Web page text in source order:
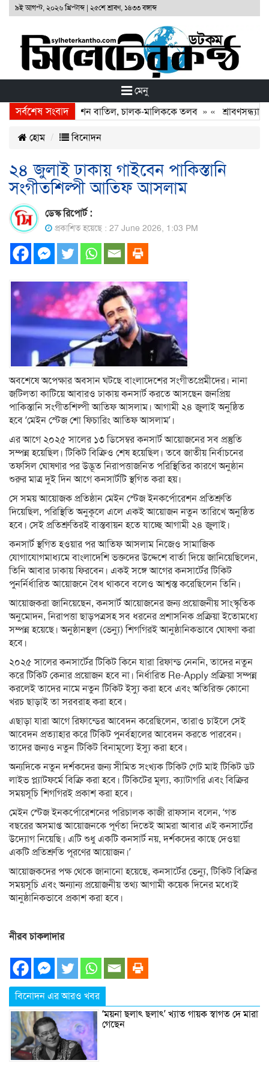
৯ই আগস্ট, ২০২৬ খ্রিস্টাব্দ| ২৫শে শ্রাবণ, ১৪৩৩ বঙ্গাব্দ
মেনু
সর্বশেষ সংবাদ
দুই বাসের রেজিস্ট্রেশন বাতিল, চালক-মালিককে তলব» «শ্রাবণসন্ধ্যায়
হোম বিনোদন
২৪ জুলাই ঢাকায় গাইবেন পাকিস্তানি
সংগীতশিল্পী আতিফ আসলাম
ডেস্ক রিপোর্ট :
প্রকাশিত হয়েছে : 27 June 2026, 1:03 PM
অবশেষে অপেক্ষার অবসান ঘটছে বাংলাদেশের সংগীতপ্রেমীদের। নানা
জটিলতা কাটিয়ে আবারও ঢাকায় কনসার্ট করতে আসছেন জনপ্রিয়
পাকিস্তানি সংগীতশিল্পী আতিফ আসলাম। আগামী ২৪ জুলাই অনুষ্ঠিত
হবে ‘মেইন স্টেজ শো ফিচারিং আতিফ আসলাম’।
এর আগে ২০২৫ সালের ১৩ ডিসেম্বর কনসার্ট আয়োজনের সব প্রস্তুতি
সম্পন্ন হয়েছিল। টিকিট বিক্রিও শেষ হয়েছিল। তবে জাতীয় নির্বাচনের
তফসিল ঘোষণার পর উদ্ভূত নিরাপত্তাজনিত পরিস্থিতির কারণে অনুষ্ঠান
শুরুর মাত্র দুই দিন আগে কনসার্টটি স্থগিত করা হয়।
সে সময় আয়োজক প্রতিষ্ঠান মেইন স্টেজ ইনকর্পোরেশন প্রতিশ্রুতি
দিয়েছিল, পরিস্থিতি অনুকূলে এলে একই আয়োজন নতুন তারিখে অনুষ্ঠিত
হবে। সেই প্রতিশ্রুতিরই বাস্তবায়ন হতে যাচ্ছে আগামী ২৪ জুলাই।
কনসার্ট স্থগিত হওয়ার পর আতিফ আসলাম নিজেও সামাজিক
যোগাযোগমাধ্যমে বাংলাদেশি ভক্তদের উদ্দেশে বার্তা দিয়ে জানিয়েছিলেন,
তিনি আবার ঢাকায় ফিরবেন। একই সঙ্গে আগের কনসার্টের টিকিট
পুনর্নির্ধারিত আয়োজনে বৈধ থাকবে বলেও আশ্বস্ত করেছিলেন তিনি।
আয়োজকরা জানিয়েছেন, কনসার্ট আয়োজনের জন্য প্রয়োজনীয় সাংস্কৃতিক
অনুমোদন, নিরাপত্তা ছাড়পত্রসহ সব ধরনের প্রশাসনিক প্রক্রিয়া ইতোমধ্যে
সম্পন্ন হয়েছে। অনুষ্ঠানস্থল (ভেন্যু) শিগগিরই আনুষ্ঠানিকভাবে ঘোষণা করা
হবে।
২০২৫ সালের কনসার্টের টিকিট কিনে যারা রিফান্ড নেননি, তাদের নতুন
করে টিকিট কেনার প্রয়োজন হবে না। নির্ধারিত Re-Apply প্রক্রিয়া সম্পন্ন
করলেই তাদের নামে নতুন টিকিট ইস্যু করা হবে এবং অতিরিক্ত কোনো
খরচ ছাড়াই তা সরবরাহ করা হবে।
এছাড়া যারা আগে রিফান্ডের আবেদন করেছিলেন, তারাও চাইলে সেই
আবেদন প্রত্যাহার করে টিকিট পুনর্বহালের আবেদন করতে পারবেন।
তাদের জন্যও নতুন টিকিট বিনামূল্যে ইস্যু করা হবে।
অন্যদিকে নতুন দর্শকদের জন্য সীমিত সংখ্যক টিকিট গেট মাই টিকিট ডট
লাইভ প্ল্যাটফর্মে বিক্রি করা হবে। টিকিটের মূল্য, ক্যাটাগরি এবং বিক্রির
সময়সূচি শিগগিরই প্রকাশ করা হবে।
মেইন স্টেজ ইনকর্পোরেশনের পরিচালক কাজী রাফসান বলেন, ‘গত
বছরের অসমাপ্ত আয়োজনকে পূর্ণতা দিতেই আমরা আবার এই কনসার্টের
উদ্যোগ নিয়েছি। এটি শুধু একটি কনসার্ট নয়, দর্শকদের কাছে দেওয়া
একটি প্রতিশ্রুতি পূরণের আয়োজন।’
আয়োজকদের পক্ষ থেকে জানানো হয়েছে, কনসার্টের ভেন্যু, টিকিট বিক্রির
সময়সূচি এবং অন্যান্য প্রয়োজনীয় তথ্য আগামী কয়েক দিনের মধ্যেই
আনুষ্ঠানিকভাবে প্রকাশ করা হবে।
নীরব চাকলাদার
বিনোদন এর আরও খবর
‘ময়না ছলাৎ ছলাৎ’ খ্যাত গায়ক স্বাগত দে মারা
গেছেন